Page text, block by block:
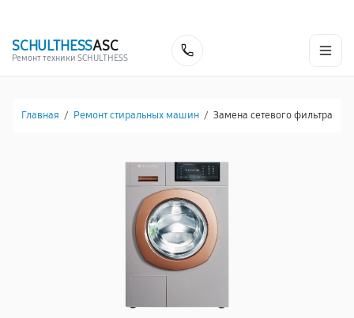
SCHULTHESSASC
Ремонт техники SCHULTHESS
Главная / Ремонт стиральных машин / Замена сетевого фильтра